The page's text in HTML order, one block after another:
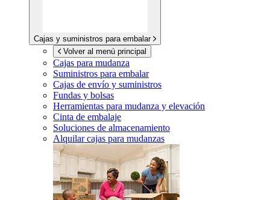
Cajas y suministros para embalar
Volver al menú principal
Cajas para mudanza
Suministros para embalar
Cajas de envío y suministros
Fundas y bolsas
Herramientas para mudanza y elevación
Cinta de embalaje
Soluciones de almacenamiento
Alquilar cajas para mudanzas